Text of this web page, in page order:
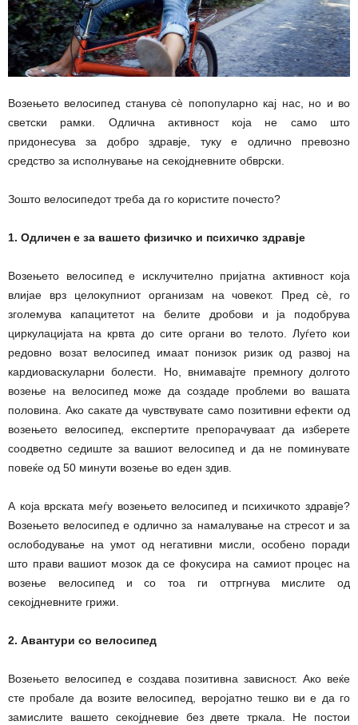
Возењето велосипед станува сѐ попопуларно кај нас, но и во
светски рамки. Одлична активност која не само што
придонесува за добро здравје, туку е одлично превозно
средство за исполнување на секојдневните обврски.
Зошто велосипедот треба да го користите почесто?
1. Одличен е за вашето физичко и психичко здравје
Возењето велосипед е исклучително пријатна активност која
влијае врз целокупниот организам на човекот. Пред сѐ, го
зголемува капацитетот на белите дробови и ја подобрува
циркулацијата на крвта до сите органи во телото. Луѓето кои
редовно возат велосипед имаат понизок ризик од развој на
кардиоваскуларни болести. Но, внимавајте премногу долгото
возење на велосипед може да создаде проблеми во вашата
половина. Ако сакате да чувствувате само позитивни ефекти од
возењето велосипед, експертите препорачуваат да изберете
соодветно седиште за вашиот велосипед и да не поминувате
повеќе од 50 минути возење во еден здив.
А која врската меѓу возењето велосипед и психичкото здравје?
Возењето велосипед е одлично за намалување на стресот и за
ослободување на умот од негативни мисли, особено поради
што прави вашиот мозок да се фокусира на самиот процес на
возење велосипед и со тоа ги оттргнува мислите од
секојдневните грижи.
2. Авантури со велосипед
Возењето велосипед е создава позитивна зависност. Ако веќе
сте пробале да возите велосипед, веројатно тешко ви е да го
замислите вашето секојдневие без двете тркала. Не постои